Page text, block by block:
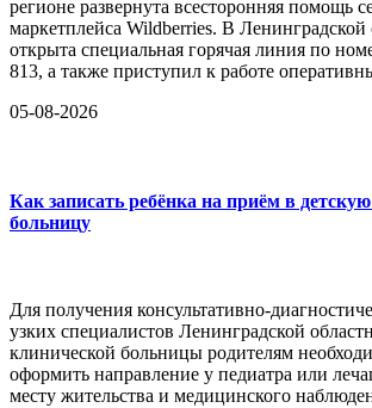
регионе развернута всесторонняя помощь
маркетплейса Wildberries. В Ленинградской
открыта специальная горячая линия по
813, а также приступил к работе
05-08-2026
Как записать ребёнка на приём в
больницу
Для получения консультативно-
узких специалистов Ленинградской
клинической больницы родителям
оформить направление у педиатра или
месту жительства и медицинского